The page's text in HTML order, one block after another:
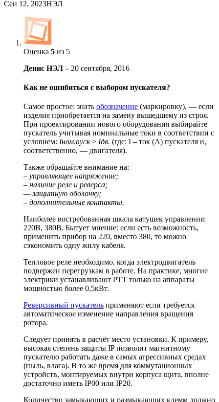
Сен 12, 2023НЭЛ
Оценка 5 из 5
Денис НЭЛ – 20 сентября, 2016
Как не ошибиться с выбором пускателя?
Самое простое: знать обозначение (маркировку), — если
изделие приобретается на замену вышедшему из строя.
При проектировании нового оборудования выбирайте
пускатель учитывая номинальные токи в соответствии с
условием: Iном.пуск ≥ Iдв. (где: I – ток (А) пускателя и,
соответственно, — двигателя).
Также обращайте внимание на:
– управляющее напряжение;
– наличие реле и реверса;
— защитную оболочку;
– дополнительные контакты.
Наиболее востребованная шкала катушек управления:
220В, 380В. Бытует мнение: если есть возможность,
применить прибор на 220, вместо 380, то можно
сэкономить одну жилу кабеля.
Тепловое реле необходимо, когда электродвигатель
подвержен перегрузкам в работе. На практике, многие
электрики устанавливают РТТ только на аппараты
мощностью более 0,5кВт.
Реверсивный пускатель применяют если требуется
автоматическое изменение направления вращения
ротора.
Следует принять в расчёт место установки. К примеру,
высокая степень защиты IP позволит магнитному
пускателю работать даже в самых агрессивных средах
(пыль, влага). В то же время для коммутационных
устройств, монтируемых внутри корпуса щита, вполне
достаточно иметь IP00 или IP20.
Количество замыкающих и размыкающих клемм должно